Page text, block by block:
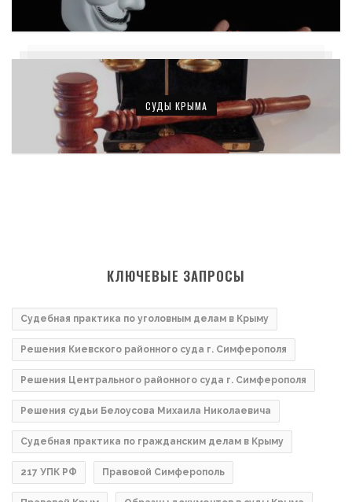
СУДЫ КРЫМА
КЛЮЧЕВЫЕ ЗАПРОСЫ
Судебная практика по уголовным делам в Крыму
Решения Киевского районного суда г. Симферополя
Решения Центрального районного суда г. Симферополя
Решения судьи Белоусова Михаила Николаевича
Судебная практика по гражданским делам в Крыму
217 УПК РФ Правовой Симферополь